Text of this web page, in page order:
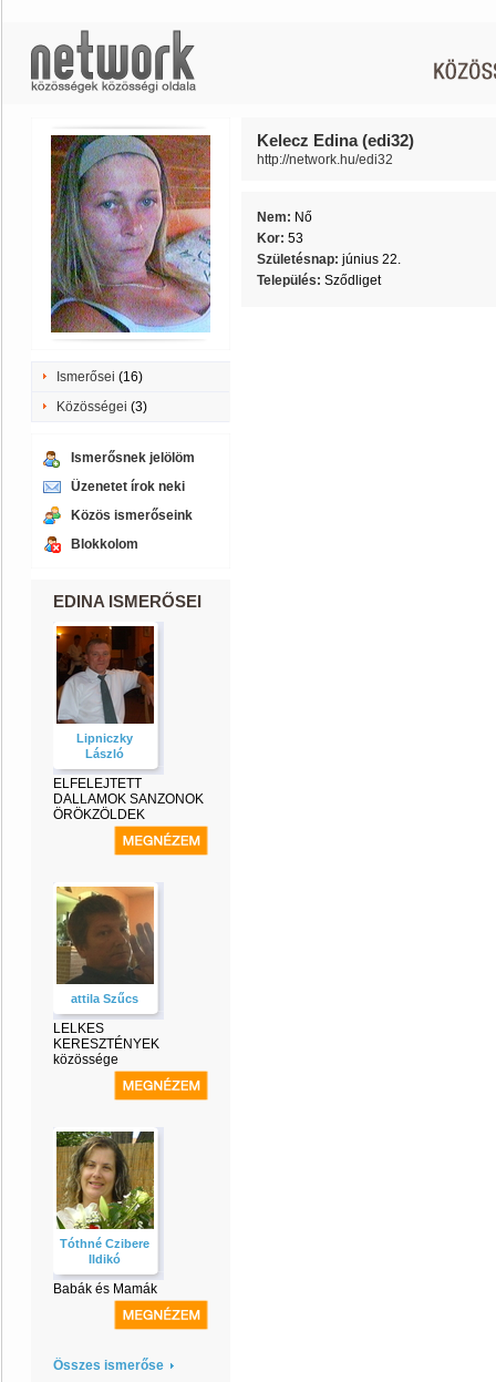
Ismerősei (16)
Közösségei (3)
Ismerősnek jelölöm
Üzenetet írok neki
Közös ismerőseink
Blokkolom
EDINA ISMERŐSEI
Lipniczky
László
ELFELEJTETT
DALLAMOK SANZONOK
ÖRÖKZÖLDEK
attila Szűcs
LELKES
KERESZTÉNYEK
közössége
Tóthné Czibere
Ildikó
Babák és Mamák
Összes ismerőse
Kelecz Edina (edi32)
http://network.hu/edi32
Nem: Nő
Kor: 53
Születésnap: június 22.
Település: Sződliget